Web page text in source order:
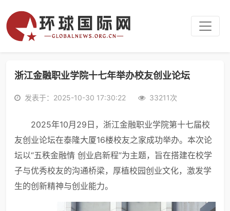
浙江金融职业学院十七年举办校友创业论坛
发表于：2025-10-30 17:30:22 33211次
2025年10月29日，浙江金融职业学院第十七届校
友创业论坛在泰隆大厦16楼校友之家成功举办。本次论
坛以“五秩金融情 创业启新程”为主题，旨在搭建在校学
子与优秀校友的沟通桥梁，厚植校园创业文化，激发学
生的创新精神与创业能力。